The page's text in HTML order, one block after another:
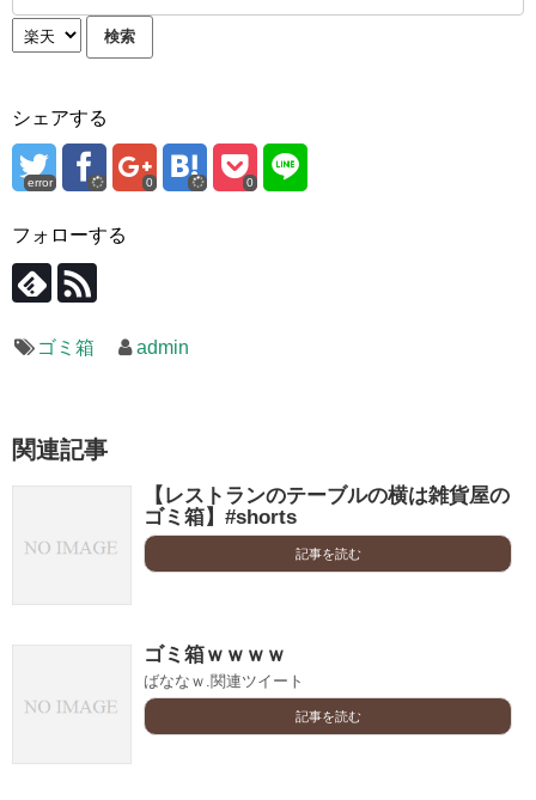
シェアする
error 0 0
フォローする
ゴミ箱 admin
関連記事
【レストランのテーブルの横は雑貨屋の
ゴミ箱】#shorts
記事を読む
ゴミ箱ｗｗｗｗ
ばななｗ.関連ツイート
記事を読む